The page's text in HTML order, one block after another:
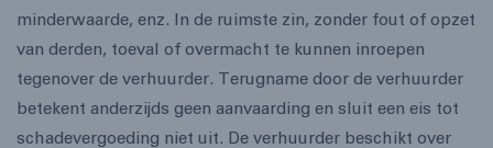
minderwaarde, enz. In de ruimste zin, zonder fout of opzet
van derden, toeval of overmacht te kunnen inroepen
tegenover de verhuurder. Terugname door de verhuurder
betekent anderzijds geen aanvaarding en sluit een eis tot
schadevergoeding niet uit. De verhuurder beschikt over